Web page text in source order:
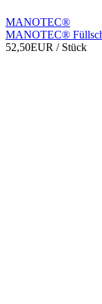
MANOTEC®
MANOTEC®
52,50EUR / Stück